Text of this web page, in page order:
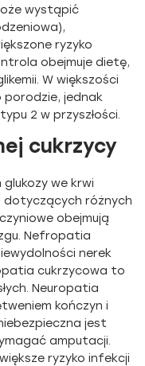
wystąpić
ryzyko
obejmuje dietę,
W większości
porodzie, jednak
2 w przyszłości.
cukrzycy
we krwi
dotyczących różnych
obejmują
Nefropatia
nerek
cukrzycowa to
Neuropatia
kończyn i
jest
amputacji.
ryzyko infekcji